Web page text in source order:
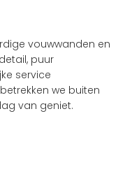
vouwwanden en
puur
service
we buiten
van geniet.